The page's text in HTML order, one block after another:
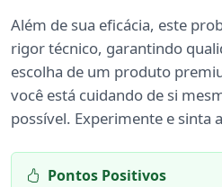
Além de sua eficácia, este
rigor técnico, garantindo
escolha de um produto
você está cuidando de si
possível. Experimente e sinta
Pontos Positivos